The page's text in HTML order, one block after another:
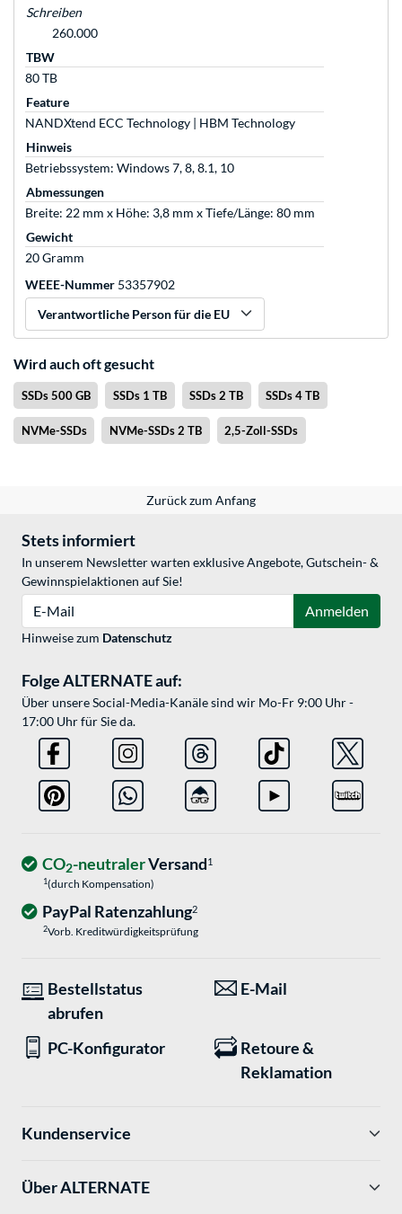
Schreiben
260.000
TBW
80 TB
Feature
NANDXtend ECC Technology | HBM Technology
Hinweis
Betriebssystem: Windows 7, 8, 8.1, 10
Abmessungen
Breite: 22 mm x Höhe: 3,8 mm x Tiefe/Länge: 80 mm
Gewicht
20 Gramm
WEEE-Nummer 53357902
Verantwortliche Person für die EU
Wird auch oft gesucht
SSDs 500 GB SSDs 1 TB SSDs 2 TB SSDs 4 TB
NVMe-SSDs NVMe-SSDs 2 TB 2,5-Zoll-SSDs
Zurück zum Anfang
Stets informiert
In unserem Newsletter warten exklusive Angebote, Gutschein- &
Gewinnspielaktionen auf Sie!
Anmelden
Hinweise zum Datenschutz
Folge ALTERNATE auf:
Über unsere Social-Media-Kanäle sind wir Mo-Fr 9:00 Uhr -
17:00 Uhr für Sie da.
CO2-neutralerVersand1
1(durch Kompensation)
PayPal Ratenzahlung2
2Vorb. Kreditwürdigkeitsprüfung
Bestellstatus
abrufen
E-Mail
PC-Konfigurator
Retoure &
Reklamation
Kundenservice
Über ALTERNATE